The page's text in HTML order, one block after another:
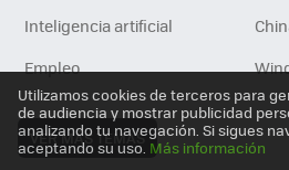
Inteligencia artificial
Empleo
VER MÁS TEMAS
Utilizamos cookies de terceros para
de audiencia y mostrar publicidad
analizando tu navegación. Si sigues
aceptando su uso. Más información